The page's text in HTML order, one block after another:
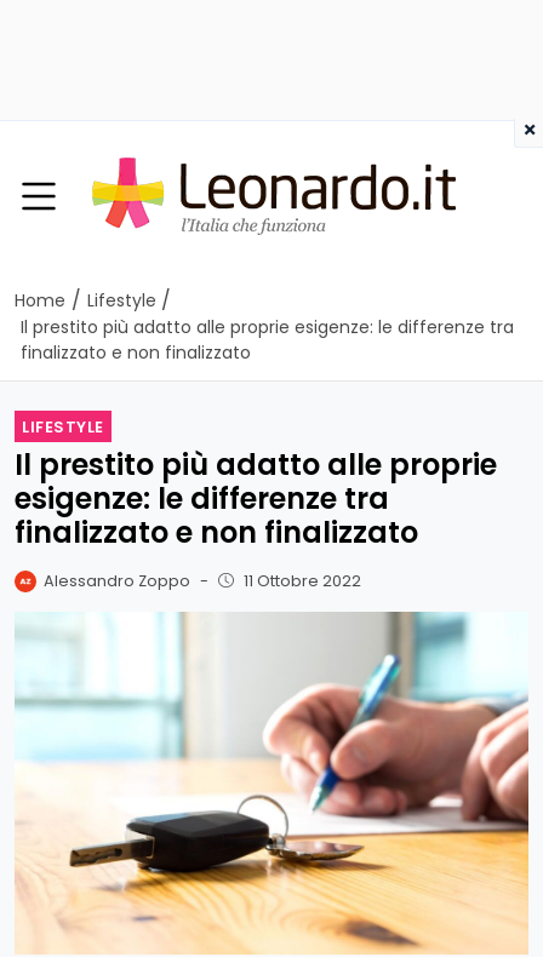
Home / Lifestyle /
Il prestito più adatto alle proprie esigenze: le differenze tra
finalizzato e non finalizzato
LIFESTYLE
Il prestito più adatto alle proprie
esigenze: le differenze tra
finalizzato e non finalizzato
Alessandro Zoppo - 11 Ottobre 2022
×